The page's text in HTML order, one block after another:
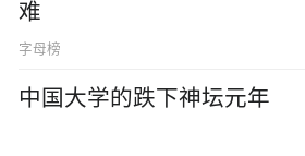
难
字母榜
中国大学的跌下神坛元年